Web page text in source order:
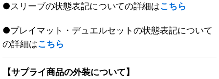
●スリーブの状態表記についての詳細はこちら
●プレイマット・デュエルセットの状態表記について
の詳細はこちら
【サプライ商品の外装について】